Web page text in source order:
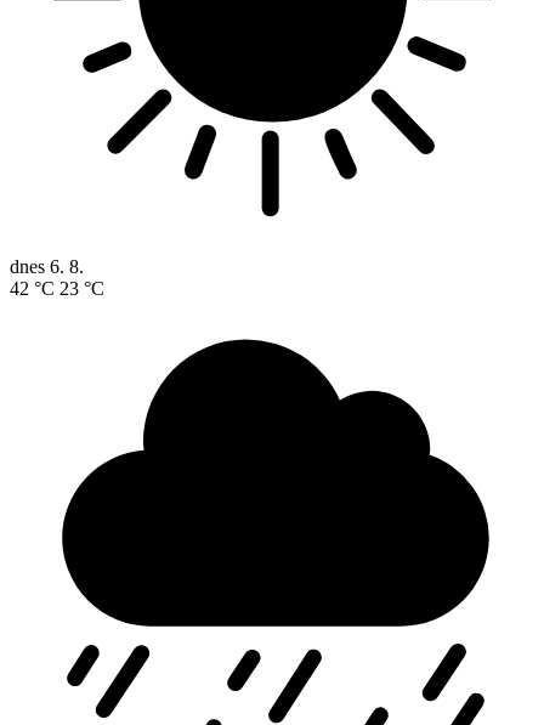
dnes 6. 8.
42 °C 23 °C